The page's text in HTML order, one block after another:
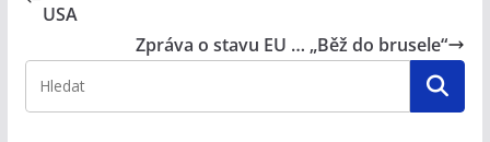
USA
Zpráva o stavu EU … „Běž do brusele“